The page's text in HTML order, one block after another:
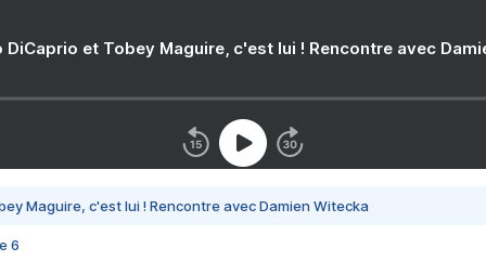
DiCaprio et Tobey Maguire, c'est lui ! Rencontre avec
Maguire, c'est lui ! Rencontre avec Damien Witecka
6